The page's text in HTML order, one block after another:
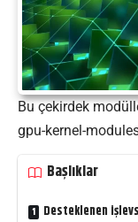
Bu çekirdek
gpu-kernel-
Başlıklar
Desteklenen